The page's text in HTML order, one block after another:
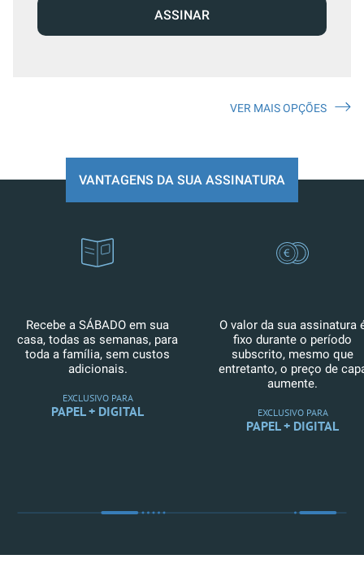
ASSINAR
VER MAIS OPÇÕES
VANTAGENS DA SUA ASSINATURA
Recebe a SÁBADO em sua
casa, todas as semanas, para
toda a família, sem custos
adicionais.
EXCLUSIVO PARA
PAPEL + DIGITAL
O valor da sua assinatura
fixo durante o período
subscrito, mesmo que
entretanto, o preço de
aumente.
EXCLUSIVO PARA
PAPEL + DIGITAL